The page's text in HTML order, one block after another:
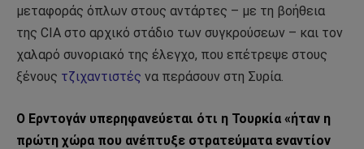
μεταφοράς όπλων στους αντάρτες – με τη βοήθεια
της CIA στο αρχικό στάδιο των συγκρούσεων – και τον
χαλαρό συνοριακό της έλεγχο, που επέτρεψε στους
ξένους τζιχαντιστές να περάσουν στη Συρία.
Ο Ερντογάν υπερηφανεύεται ότι η Τουρκία «ήταν η
πρώτη χώρα που ανέπτυξε στρατεύματα εναντίον